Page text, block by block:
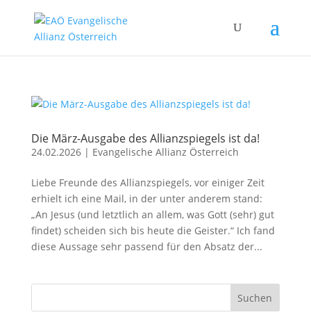
Die März-Ausgabe des Allianzspiegels ist da!
24.02.2026| Evangelische Allianz Österreich
Liebe Freunde des Allianzspiegels, vor einiger Zeit
erhielt ich eine Mail, in der unter anderem stand:
„An Jesus (und letztlich an allem, was Gott (sehr) gut
findet) scheiden sich bis heute die Geister.“ Ich fand
diese Aussage sehr passend für den Absatz der...
Suchen